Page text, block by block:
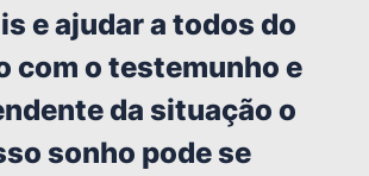
e ajudar a todos do
com o testemunho e
da situação o
sonho pode se